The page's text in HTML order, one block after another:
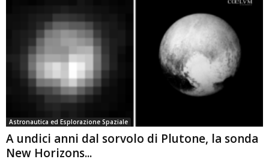
Astronautica ed Esplorazione Spaziale
A undici anni dal sorvolo di Plutone, la sonda
New Horizons...